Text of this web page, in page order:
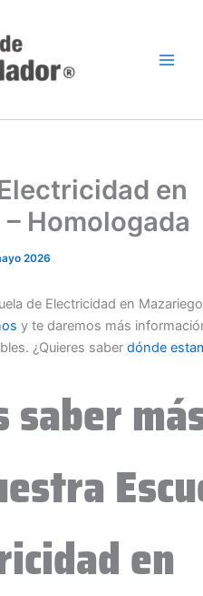
en
Homologada
2026
de Electricidad en
y te daremos más
¿Quieres saber dónde
saber
en